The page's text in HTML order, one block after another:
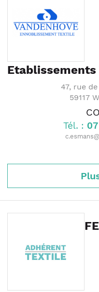
Etablissements
47, rue
59117
Tél. :